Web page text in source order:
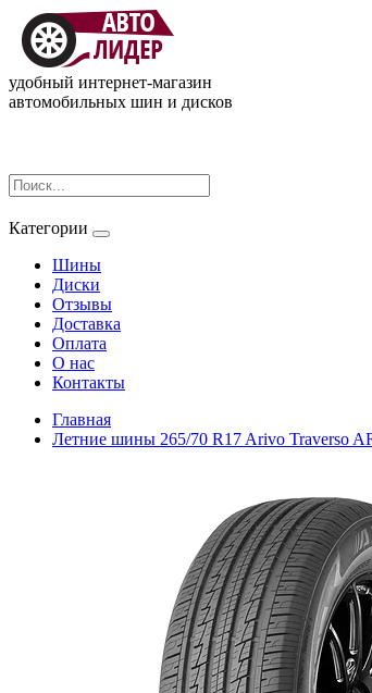
удобный интернет-магазин
автомобильных шин и дисков
Категории
Шины
Диски
Отзывы
Доставка
Оплата
О нас
Контакты
Главная
Летние шины 265/70 R17 Arivo Traverso